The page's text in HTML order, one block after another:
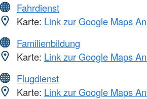
Fahrdienst
Karte: Link zur Google Maps
Familienbildung
Karte: Link zur Google Maps
Flugdienst
Karte: Link zur Google Maps